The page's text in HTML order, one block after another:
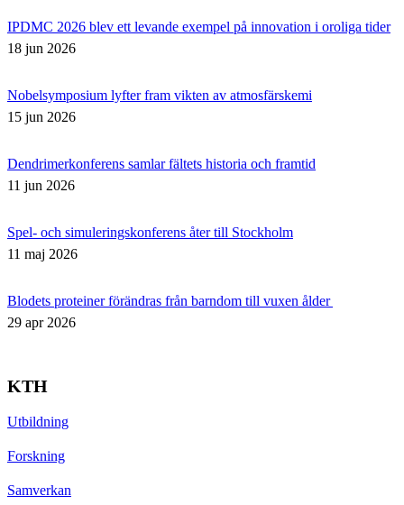
IPDMC 2026 blev ett levande exempel på innovation i oroliga tider
18 jun 2026
Nobelsymposium lyfter fram vikten av atmosfärskemi
15 jun 2026
Dendrimerkonferens samlar fältets historia och framtid
11 jun 2026
Spel- och simuleringskonferens åter till Stockholm
11 maj 2026
Blodets proteiner förändras från barndom till vuxen ålder
29 apr 2026
KTH
Utbildning
Forskning
Samverkan